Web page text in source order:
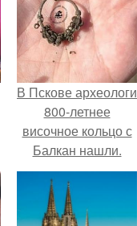
В Пскове археологи
800-летнее
височное кольцо с
Балкан нашли.